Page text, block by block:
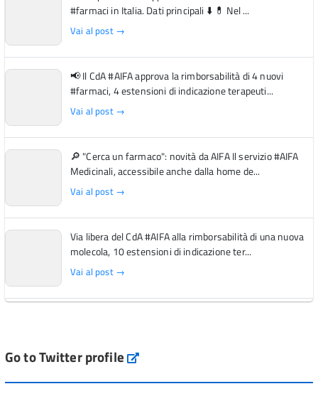
#farmaci in Italia. Dati principali ⬇️ 💊 Nel ...
Vai al post →
📢 Il CdA #AIFA approva la rimborsabilità di 4 nuovi
#farmaci, 4 estensioni di indicazione terapeuti...
Vai al post →
🔎 "Cerca un farmaco": novità da AIFA Il servizio #AIFA
Medicinali, accessibile anche dalla home de...
Vai al post →
Via libera del CdA #AIFA alla rimborsabilità di una nuova
molecola, 10 estensioni di indicazione ter...
Vai al post →
Vai al post →
Go to Twitter profile aifa_ufficiale